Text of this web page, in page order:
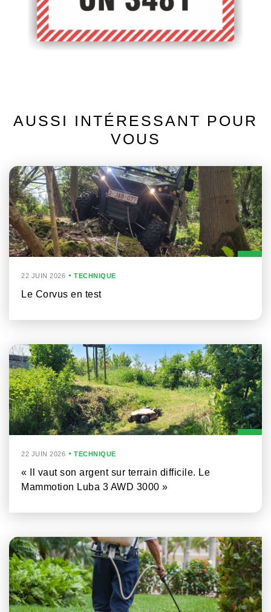
AUSSI INTÉRESSANT POUR
VOUS
22 JUIN 2026 TECHNIQUE
Le Corvus en test
22 JUIN 2026 TECHNIQUE
« Il vaut son argent sur terrain difficile. Le
Mammotion Luba 3 AWD 3000 »